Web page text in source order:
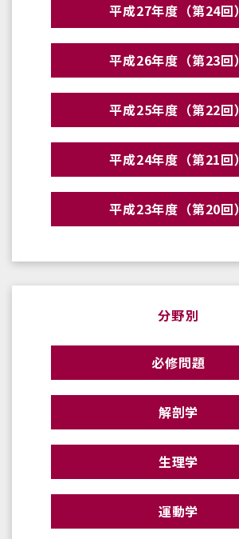
平成27年度（第24回）
平成26年度（第23回）
平成25年度（第22回）
平成24年度（第21回）
平成23年度（第20回）
分野別
必修問題
解剖学
生理学
運動学